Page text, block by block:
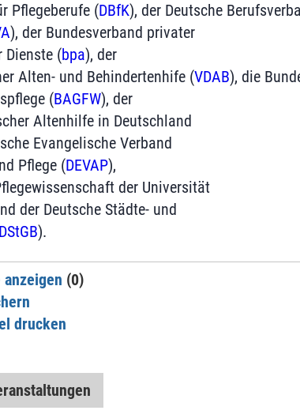
Pflegeberufe (DBfK), der Deutsche
), der Bundesverband privater
Dienste (bpa), der
Alten- und Behindertenhife (VDAB), die
(BAGFW), der
Altenhilfe in Deutschland
Evangelische Verband
Pflege (DEVAP),
der Universität
der Deutsche Städte- und
).
anzeigen (0)
drucken